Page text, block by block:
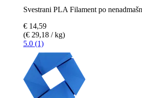
Svestrani PLA Filament po
€ 14,59
(€ 29,18 / kg)
5.0 (1)